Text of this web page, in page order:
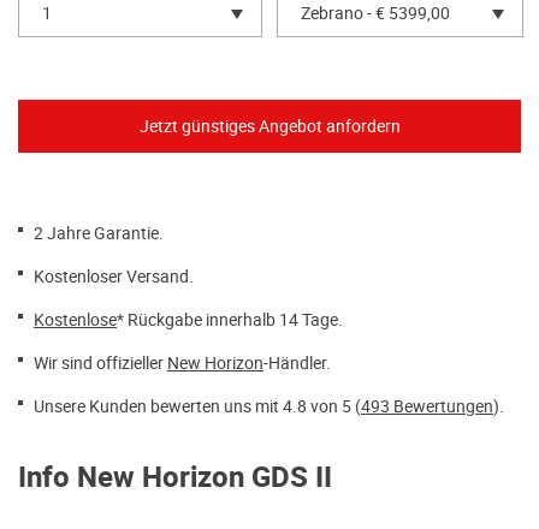
1 Zebrano - € 5399,00
2 Jahre Garantie.
Kostenloser Versand.
Kostenlose* Rückgabe innerhalb 14 Tage.
Wir sind offizieller New Horizon-Händler.
Unsere Kunden bewerten uns mit 4.8 von 5 (493 Bewertungen).
Info New Horizon GDS II